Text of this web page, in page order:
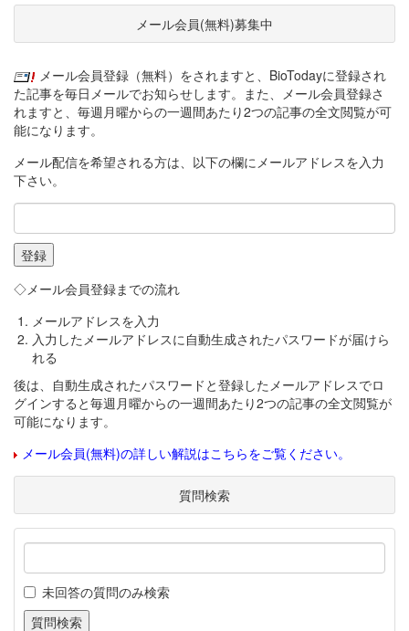
メール会員(無料)募集中
メール会員登録（無料）をされますと、BioTodayに登録され
た記事を毎日メールでお知らせします。また、メール会員登録さ
れますと、毎週月曜からの一週間あたり2つの記事の全文閲覧が可
能になります。
メール配信を希望される方は、以下の欄にメールアドレスを入力
下さい。
◇メール会員登録までの流れ
メールアドレスを入力
入力したメールアドレスに自動生成されたパスワードが届けら
れる
後は、自動生成されたパスワードと登録したメールアドレスでロ
グインすると毎週月曜からの一週間あたり2つの記事の全文閲覧が
可能になります。
メール会員(無料)の詳しい解説はこちらをご覧ください。
質問検索
未回答の質問のみ検索